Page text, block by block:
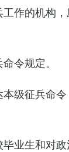
作的机构，
令规定。
级征兵命
业生和对政